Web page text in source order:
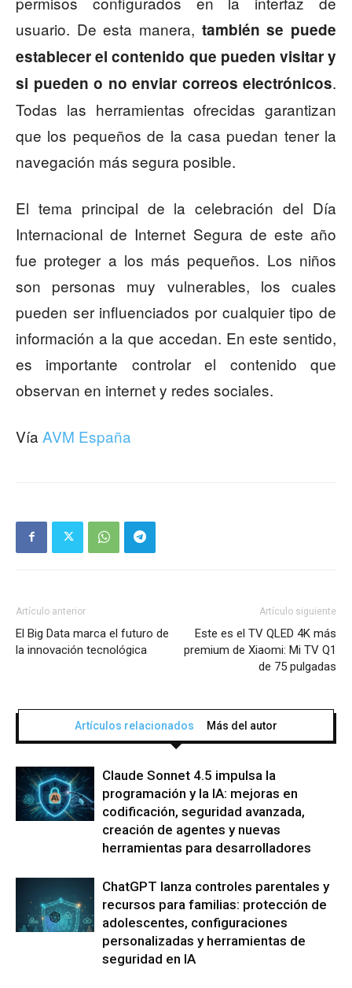
usuario. De esta manera, también se puede
establecer el contenido que pueden visitar y
si pueden o no enviar correos electrónicos.
Todas las herramientas ofrecidas garantizan
que los pequeños de la casa puedan tener la
navegación más segura posible.
El tema principal de la celebración del Día
Internacional de Internet Segura de este año
fue proteger a los más pequeños. Los niños
son personas muy vulnerables, los cuales
pueden ser influenciados por cualquier tipo de
información a la que accedan. En este sentido,
es importante controlar el contenido que
observan en internet y redes sociales.
Vía AVM España
Artículo anterior
El Big Data marca el futuro de
la innovación tecnológica
Artículo siguiente
Este es el TV QLED 4K más
premium de Xiaomi: Mi TV Q1
de 75 pulgadas
Artículos relacionados Más del autor
Claude Sonnet 4.5 impulsa la
programación y la IA: mejoras en
codificación, seguridad avanzada,
creación de agentes y nuevas
herramientas para desarrolladores
ChatGPT lanza controles parentales y
recursos para familias: protección de
adolescentes, configuraciones
personalizadas y herramientas de
seguridad en IA